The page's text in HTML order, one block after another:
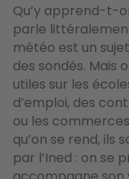
Qu’y apprend-t-
parle
météo est un
des sondés. Mais
utiles sur les
d’emploi, des
ou les
qu’on se rend, ils
par l’Ined : on se